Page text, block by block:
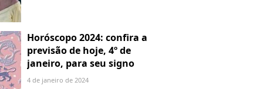
Horóscopo 2024: confira a
previsão de hoje, 4º de
janeiro, para seu signo
4 de janeiro de 2024